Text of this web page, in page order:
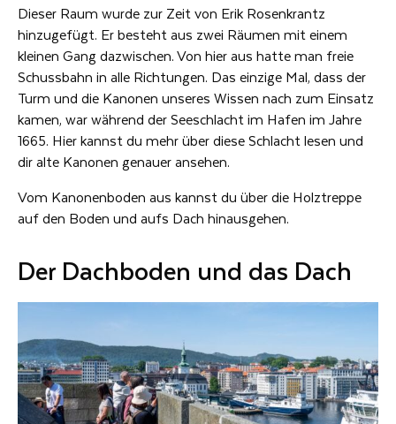
Dieser Raum wurde zur Zeit von Erik Rosenkrantz
hinzugefügt. Er besteht aus zwei Räumen mit einem
kleinen Gang dazwischen. Von hier aus hatte man freie
Schussbahn in alle Richtungen. Das einzige Mal, dass der
Turm und die Kanonen unseres Wissen nach zum Einsatz
kamen, war während der Seeschlacht im Hafen im Jahre
1665. Hier kannst du mehr über diese Schlacht lesen und
dir alte Kanonen genauer ansehen.
Vom Kanonenboden aus kannst du über die Holztreppe
auf den Boden und aufs Dach hinausgehen.
Der Dachboden und das Dach